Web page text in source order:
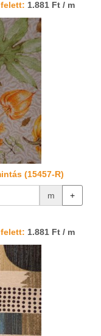
felett: 1.881 Ft / m
(15457-R)
m +
felett: 1.881 Ft / m